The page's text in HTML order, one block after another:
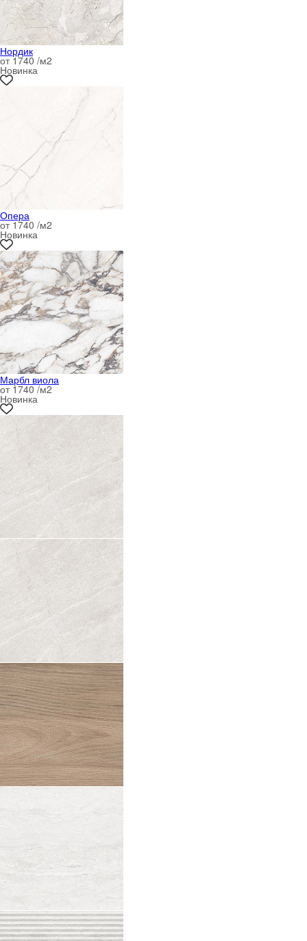
Нордик
от 1740 /м2
Новинка
Опера
от 1740 /м2
Новинка
Марбл виола
от 1740 /м2
Новинка